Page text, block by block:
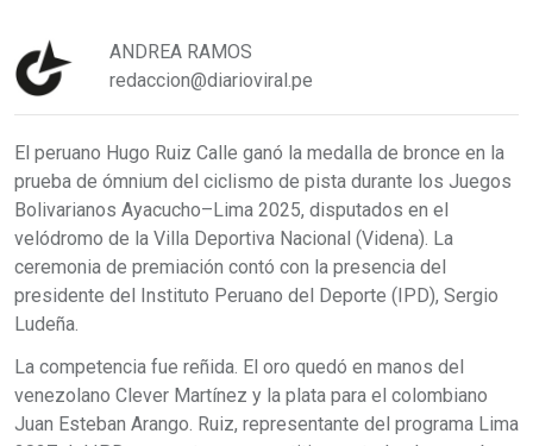
ANDREA RAMOS
redaccion@diarioviral.pe
El peruano Hugo Ruiz Calle ganó la medalla de bronce en la
prueba de ómnium del ciclismo de pista durante los Juegos
Bolivarianos Ayacucho–Lima 2025, disputados en el
velódromo de la Villa Deportiva Nacional (Videna). La
ceremonia de premiación contó con la presencia del
presidente del Instituto Peruano del Deporte (IPD), Sergio
Ludeña.
La competencia fue reñida. El oro quedó en manos del
venezolano Clever Martínez y la plata para el colombiano
Juan Esteban Arango. Ruiz, representante del programa Lima